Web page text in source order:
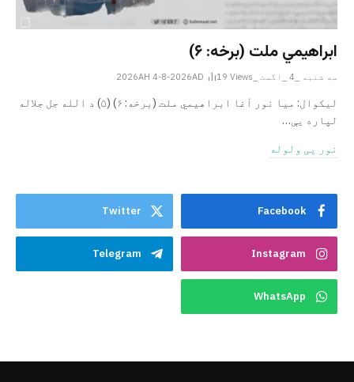
ابراهيمي ملت (برخه: ۶)
سه شنبه _4 _اگست _2026AH 4-8-2026AD 19 Views
ليکوال: میا نور آغا ابراهيمي ملت (برخه: ۶) (۵) د الله جل جلاله
لپاره یې…
نور یی ولوله
Facebook
Twitter
Instagram
Telegram
WhatsApp